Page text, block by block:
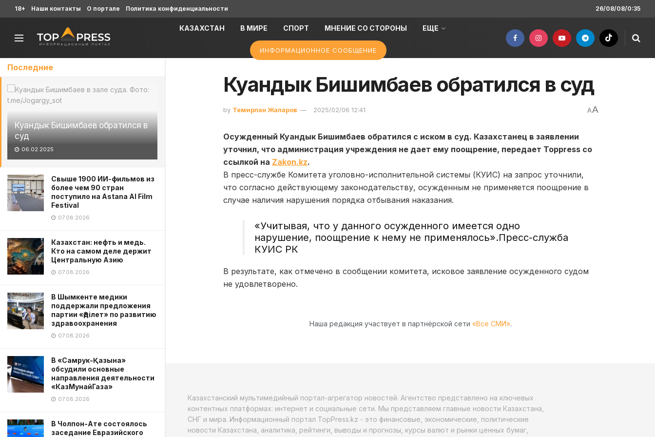
Последние
Куандык Бишимбаев обратился в
суд
06.02.2025
Свыше 1900 ИИ-фильмов из
более чем 90 стран
поступило на Astana AI Film
Festival
07.08.2026
Казахстан: нефть и медь.
Кто на самом деле держит
Центральную Азию
07.08.2026
В Шымкенте медики
поддержали предложения
партии «Әділет» по развитию
здравоохранения
07.08.2026
В «Самрук-Қазына»
обсудили основные
направления деятельности
«КазМунайГаза»
07.08.2026
В Чолпон-Ате состоялось
заседание Евразийского
18+ Наши контакты О портале Политика конфиденциальности 26/08/08/0:35
КАЗАХСТАН В МИРЕ СПОРТ МНЕНИЕ СО СТОРОНЫ ЕЩЕ
ИНФОРМАЦИОННОЕ СООБЩЕНИЕ
Куандык Бишимбаев обратился в суд
by Темирлан Жапаров 2025/02/06 12:41 AA
Осужденный Куандык Бишимбаев обратился с иском в суд. Казахстанец в заявлении
уточнил, что администрация учреждения не дает ему поощрение, передает Toppress со
ссылкой на Zakon.kz.
В пресс-службе Комитета уголовно-исполнительной системы (КУИС) на запрос уточнили,
что согласно действующему законодательству, осужденным не применяется поощрение в
случае наличия нарушения порядка отбывания наказания.
«Учитывая, что у данного осужденного имеется одно
нарушение, поощрение к нему не применялось».Пресс-служба
КУИС РК
В результате, как отмечено в сообщении комитета, исковое заявление осужденного судом
не удовлетворено.
Наша редакция участвует в партнёрской сети «Все СМИ».
Казахстанский мультимедийный портал-агрегатор новостей. Агентство представлено на ключевых
контентных платформах: интернет и социальные сети. Мы представляем главные новости Казахстана,
СНГ и мира. Информационный портал TopPress.kz - это финансовые, экономические, политические
новости Казахстана, аналитика, рейтинги, выводы и прогнозы, курсы валют и рынки ценных бумаг,